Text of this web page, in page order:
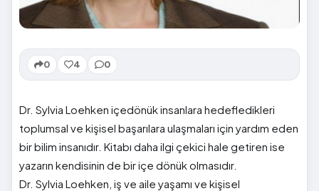
0 4 0
Dr. Sylvia Loehken içedönük insanlara hedefledikleri
toplumsal ve kişisel başarılara ulaşmaları için yardım eden
bir bilim insanıdır. Kitabı daha ilgi çekici hale getiren ise
yazarın kendisinin de bir içe dönük olmasıdır.
Dr. Sylvia Loehken, iş ve aile yaşamı ve kişisel